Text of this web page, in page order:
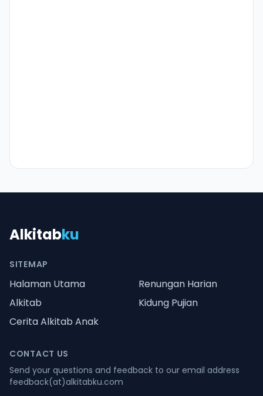
Alkitabku
SITEMAP
Halaman Utama
Renungan Harian
Alkitab
Kidung Pujian
Cerita Alkitab Anak
CONTACT US
Send your questions and feedback to our email address
feedback(at)alkitabku.com